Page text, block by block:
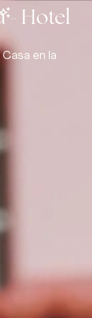
- Hotel
en la